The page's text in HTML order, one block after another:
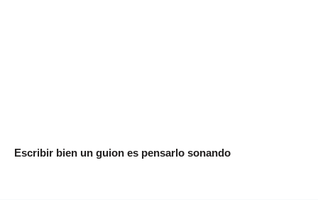
Escribir bien un guion es pensarlo sonando